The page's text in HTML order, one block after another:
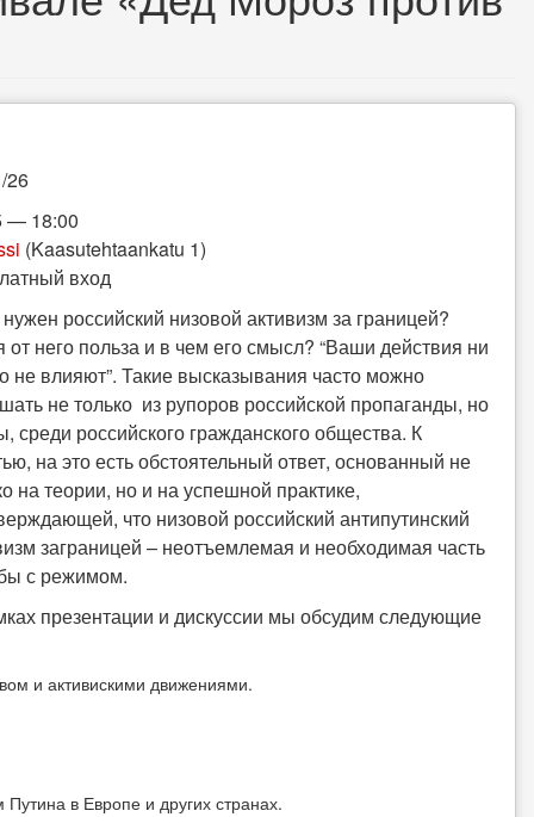
26
— 18:00
(Kaasutehtaankatu 1)
вход
российский низовой активизм за границей?
от него польза и в чем его смысл? “Ваши действия ни
не влияют”. Такие высказывания часто можно
не только из рупоров российской пропаганды, но
среди российского гражданского общества. К
на это есть обстоятельный ответ, основанный не
на теории, но и на успешной практике,
что низовой российский антипутинский
заграницей – неотъемлемая и необходимая часть
с режимом.
презентации и дискуссии мы обсудим следующие
и активискими движениями.
в Европе и других странах.